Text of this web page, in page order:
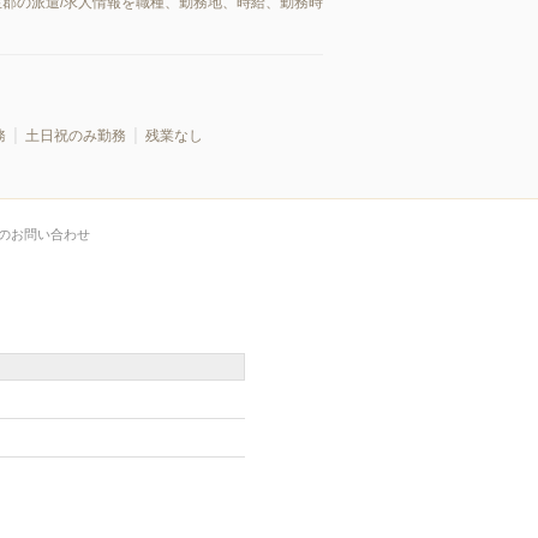
土日祝のみ勤務
残業なし
お問い合わせ